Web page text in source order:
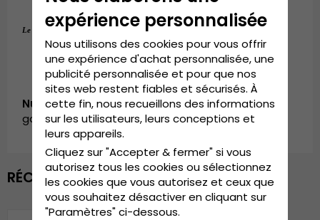
Le guide des tailles: 55 cm - 60 cm (ONE SIZE)
Numéro d’article:
garda.bucket.BH0421210.5.sawyer.white
RÉCEMMENT VU
expérience personnalisée
Nous utilisons des cookies pour vous offrir
une expérience d'achat personnalisée, une
publicité personnalisée et pour que nos
sites web restent fiables et sécurisés. À
cette fin, nous recueillons des informations
sur les utilisateurs, leurs conceptions et
leurs appareils.
Cliquez sur "Accepter & fermer" si vous
autorisez tous les cookies ou sélectionnez
les cookies que vous autorisez et ceux que
vous souhaitez désactiver en cliquant sur
"Paramètres" ci-dessous.